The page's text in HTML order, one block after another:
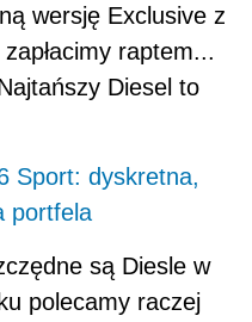
wersję Exclusive z
raptem...
Diesel to
Sport: dyskretna,
portfela
są Diesle w
polecamy raczej